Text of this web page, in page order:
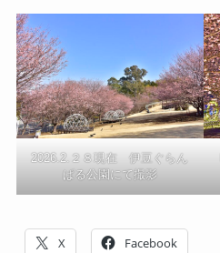
2026.2.２８現在 伊豆ぐらん
ぱる公園にて撮影
X Facebook